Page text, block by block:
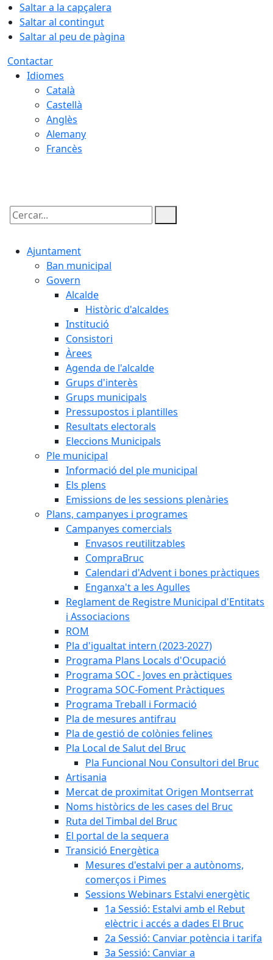
Saltar a la capçalera
Saltar al contingut
Saltar al peu de pàgina
Contactar
Idiomes
Català
Castellà
Anglès
Alemany
Francès
Cercar:
Ajuntament
Ban municipal
Govern
Alcalde
Històric d'alcaldes
Institució
Consistori
Àrees
Agenda de l'alcalde
Grups d'interès
Grups municipals
Pressupostos i plantilles
Resultats electorals
Eleccions Municipals
Ple municipal
Informació del ple municipal
Els plens
Emissions de les sessions plenàries
Plans, campanyes i programes
Campanyes comercials
Envasos reutilitzables
CompraBruc
Calendari d'Advent i bones pràctiques
Enganxa't a les Agulles
Reglament de Registre Municipal d'Entitats
i Associacions
ROM
Pla d'igualtat intern (2023-2027)
Programa Plans Locals d'Ocupació
Programa SOC - Joves en pràctiques
Programa SOC-Foment Pràctiques
Programa Treball i Formació
Pla de mesures antifrau
Pla de gestió de colònies felines
Pla Local de Salut del Bruc
Pla Funcional Nou Consultori del Bruc
Artisania
Mercat de proximitat Origen Montserrat
Noms històrics de les cases del Bruc
Ruta del Timbal del Bruc
El portal de la sequera
Transició Energètica
Mesures d'estalvi per a autònoms,
comerços i Pimes
Sessions Webinars Estalvi energètic
1a Sessió: Estalvi amb el Rebut
elèctric i accés a dades El Bruc
2a Sessió: Canviar potència i tarifa
3a Sessió: Canviar a